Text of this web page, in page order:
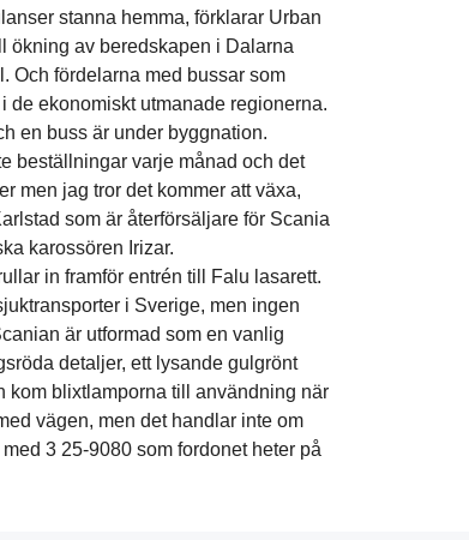
stanna hemma, förklarar Urban
ökning av beredskapen i Dalarna
Och fördelarna med bussar som
de ekonomiskt utmanade regionerna.
en buss är under byggnation.
beställningar varje månad och det
men jag tror det kommer att växa,
som är återförsäljare för Scania
karossören Irizar.
in framför entrén till Falu lasarett.
i Sverige, men ingen
är utformad som en vanlig
detaljer, ett lysande gulgrönt
kom blixtlamporna till användning när
vägen, men det handlar inte om
3 25-9080 som fordonet heter på